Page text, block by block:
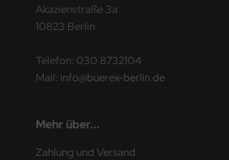
Akazienstraße 3a
10823 Berlin
Telefon: 030 8732104
Mail: info@buerex-berlin.de
Mehr über...
Zahlung und Versand
CLEAN